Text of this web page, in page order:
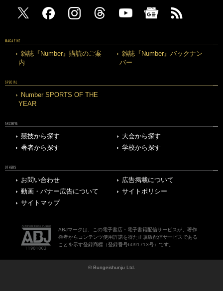
MAGAZINE
雑誌『Number』購読のご案
内
雑誌『Number』バックナン
バー
SPECIAL
Number SPORTS OF THE
YEAR
ARCHIVE
競技から探す
大会から探す
著者から探す
学校から探す
OTHERS
お問い合わせ
広告掲載について
動画・バナー広告について
サイトポリシー
サイトマップ
ABJマークは、この電子書店・電子書籍配信サービスが、著作
権者からコンテンツ使用許諾を得た正規版配信サービスである
ことを示す登録商標（登録番号6091713号）です。
© Bungeishunju Ltd.